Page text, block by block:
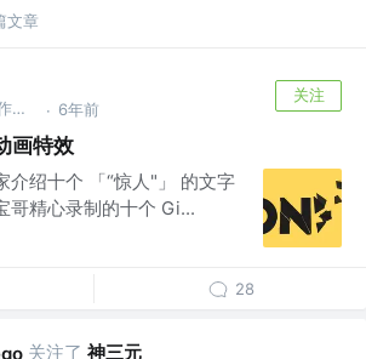
文章
🏆掘金签约作者 | 公众号@全栈修仙之路 · 6年前
关注
画特效
介绍十个 「“惊人"」 的文字
哥精心录制的十个 Gi...
28
关注了 神三元